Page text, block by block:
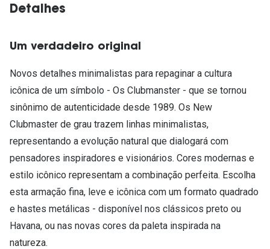
Detalhes
Um verdadeiro original
Novos detalhes minimalistas para repaginar a cultura
icônica de um símbolo - Os Clubmanster - que se tornou
sinônimo de autenticidade desde 1989. Os New
Clubmaster de grau trazem linhas minimalistas,
representando a evolução natural que dialogará com
pensadores inspiradores e visionários. Cores modernas e
estilo icônico representam a combinação perfeita. Escolha
esta armação fina, leve e icônica com um formato quadrado
e hastes metálicas - disponível nos clássicos preto ou
Havana, ou nas novas cores da paleta inspirada na
natureza.